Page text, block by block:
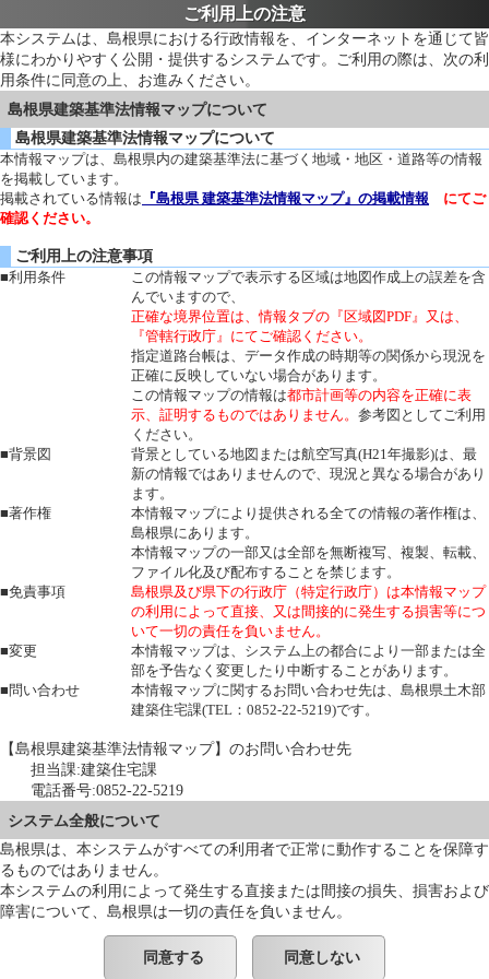
ご利用上の注意
本システムは、島根県における行政情報を、インターネットを通じて皆
様にわかりやすく公開・提供するシステムです。ご利用の際は、次の利
用条件に同意の上、お進みください。
島根県建築基準法情報マップについて
島根県建築基準法情報マップについて
本情報マップは、島根県内の建築基準法に基づく地域・地区・道路等の情報
を掲載しています。
掲載されている情報は 『島根県 建築基準法情報マップ』の掲載情報 にてご
確認ください。
ご利用上の注意事項
■利用条件
この情報マップで表示する区域は地図作成上の誤差を含
んでいますので、
正確な境界位置は、情報タブの『区域図PDF』又は、
『管轄行政庁』にてご確認ください。
指定道路台帳は、データ作成の時期等の関係から現況を
正確に反映していない場合があります。
この情報マップの情報は都市計画等の内容を正確に表
示、証明するものではありません。 参考図としてご利用
ください。
■背景図
背景としている地図または航空写真(H21年撮影)は、最
新の情報ではありませんので、現況と異なる場合があり
ます。
■著作権
本情報マップにより提供される全ての情報の著作権は、
島根県にあります。
本情報マップの一部又は全部を無断複写、複製、転載、
ファイル化及び配布することを禁じます。
■免責事項
島根県及び県下の行政庁（特定行政庁）は本情報マップ
の利用によって直接、又は間接的に発生する損害等につ
いて一切の責任を負いません。
■変更
本情報マップは、システム上の都合により一部または全
部を予告なく変更したり中断することがあります。
■問い合わせ
本情報マップに関するお問い合わせ先は、島根県土木部
建築住宅課(TEL：0852-22-5219)です。
【島根県建築基準法情報マップ】のお問い合わせ先
担当課:建築住宅課
電話番号:0852-22-5219
システム全般について
島根県は、本システムがすべての利用者で正常に動作することを保障す
るものではありません。
本システムの利用によって発生する直接または間接の損失、損害および
障害について、島根県は一切の責任を負いません。
同意する 同意しない